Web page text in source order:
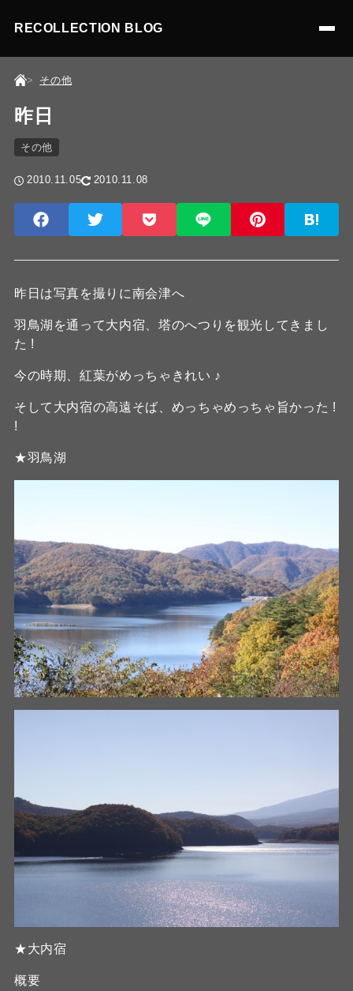
RECOLLECTION BLOG
その他
昨日
その他
2010.11.05 2010.11.08
昨日は写真を撮りに南会津へ
羽鳥湖を通って大内宿、塔のへつりを観光してきまし
た !
今の時期、紅葉がめっちゃきれい ♪
そして大内宿の高遠そば、めっちゃめっちゃ旨かった !
!
★羽鳥湖
★大内宿
概要